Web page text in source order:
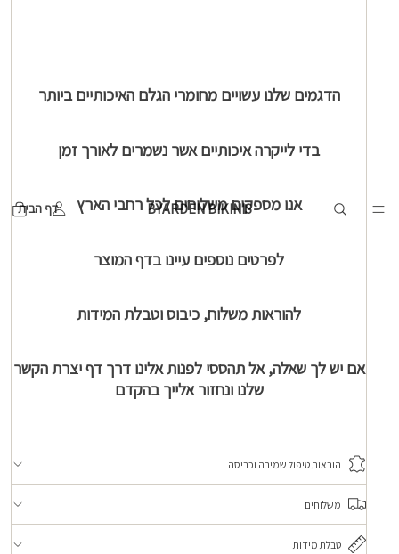
דף הבית BYARDEN BIKINIS
הדגמים שלנו עשויים מחומרי הגלם האיכותיים ביותר
בדי לייקרה איכותיים אשר נשמרים לאורך זמן
אנו מספקים משלוחים לכל רחבי הארץ
לפרטים נוספים עיינו בדף המוצר
להוראות משלוח, כיבוס וטבלת המידות
אם יש לך שאלה,אל תהססי לפנות אלינו דרך דף יצרת הקשר
שלנו ונחזור אלייך בהקדם
הוראות טיפול שמירה וכביסה
משלוחים
טבלת מידות